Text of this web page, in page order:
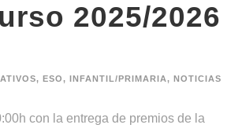
2025/2026
, ESO, INFANTIL/PRIMARIA, NOTICIAS
con la entrega de premios de la